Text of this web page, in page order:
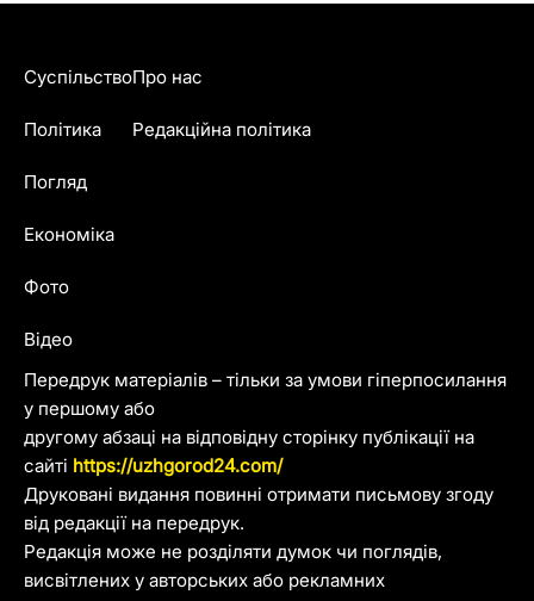
Передрук матеріалів – тільки за умови гіперпосилання
у першому або
другому абзаці на відповідну сторінку публікації на
сайті https://uzhgorod24.com/
Друковані видання повинні отримати письмову згоду
від редакції на передрук.
Редакція може не розділяти думок чи поглядів,
висвітлених у авторських або рекламних
Суспільство
Політика
Погляд
Економіка
Фото
Відео
Про нас
Редакційна політика